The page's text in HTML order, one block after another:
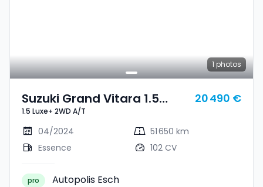
1 photos
Suzuki Grand Vitara 1.5
Luxe+ 2WD A/T
1.5 Luxe+ 2WD A/T
20 490 €
04/2024
51 650 km
Essence
102 CV
pro Autopolis Esch